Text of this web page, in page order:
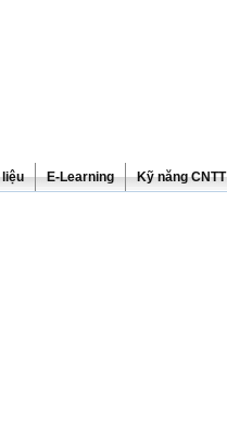
E-Learning Kỹ năng CNTT